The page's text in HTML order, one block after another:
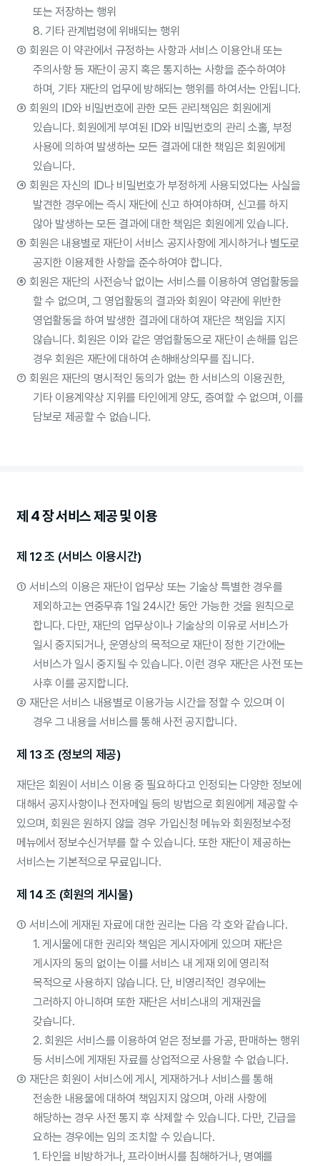
또는 저장하는 행위
8. 기타 관계법령에 위배되는 행위
② 회원은 이 약관에서 규정하는 사항과 서비스 이용안내 또는
주의사항 등 재단이 공지 혹은 통지하는 사항을 준수하여야
하며, 기타 재단의 업무에 방해되는 행위를 하여서는 안됩니다.
③ 회원의 ID와 비밀번호에 관한 모든 관리책임은 회원에게
있습니다. 회원에게 부여된 ID와 비밀번호의 관리 소홀, 부정
사용에 의하여 발생하는 모든 결과에 대한 책임은 회원에게
있습니다.
④ 회원은 자신의 ID나 비밀번호가 부정하게 사용되었다는 사실을
발견한 경우에는 즉시 재단에 신고 하여야하며, 신고를 하지
않아 발생하는 모든 결과에 대한 책임은 회원에게 있습니다.
⑤ 회원은 내용별로 재단이 서비스 공지사항에 게시하거나 별도로
공지한 이용제한 사항을 준수하여야 합니다.
⑥ 회원은 재단의 사전승낙 없이는 서비스를 이용하여 영업활동을
할 수 없으며, 그 영업활동의 결과와 회원이 약관에 위반한
영업활동을 하여 발생한 결과에 대하여 재단은 책임을 지지
않습니다. 회원은 이와 같은 영업활동으로 재단이 손해를 입은
경우 회원은 재단에 대하여 손해배상의무를 집니다.
⑦ 회원은 재단의 명시적인 동의가 없는 한 서비스의 이용권한,
기타 이용계약상 지위를 타인에게 양도, 증여할 수 없으며, 이를
담보로 제공할 수 없습니다.
제 4 장 서비스 제공 및 이용
제 12 조 (서비스 이용시간)
① 서비스의 이용은 재단이 업무상 또는 기술상 특별한 경우를
제외하고는 연중무휴 1일 24시간 동안 가능한 것을 원칙으로
합니다. 다만, 재단의 업무상이나 기술상의 이유로 서비스가
일시 중지되거나, 운영상의 목적으로 재단이 정한 기간에는
서비스가 일시 중지될 수 있습니다. 이런 경우 재단은 사전 또는
사후 이를 공지합니다.
② 재단은 서비스 내용별로 이용가능 시간을 정할 수 있으며 이
경우 그 내용을 서비스를 통해 사전 공지합니다.
제 13 조 (정보의 제공)
재단은 회원이 서비스 이용 중 필요하다고 인정되는 다양한 정보에
대해서 공지사항이나 전자메일 등의 방법으로 회원에게 제공할 수
있으며, 회원은 원하지 않을 경우 가입신청 메뉴와 회원정보수정
메뉴에서 정보수신거부를 할 수 있습니다. 또한 재단이 제공하는
서비스는 기본적으로 무료입니다.
제 14 조 (회원의 게시물)
① 서비스에 게재된 자료에 대한 권리는 다음 각 호와 같습니다.
1. 게시물에 대한 권리와 책임은 게시자에게 있으며 재단은
게시자의 동의 없이는 이를 서비스 내 게재 외에 영리적
목적으로 사용하지 않습니다. 단, 비영리적인 경우에는
그러하지 아니하며 또한 재단은 서비스내의 게재권을
갖습니다.
2. 회원은 서비스를 이용하여 얻은 정보를 가공, 판매하는 행위
등 서비스에 게재된 자료를 상업적으로 사용할 수 없습니다.
② 재단은 회원이 서비스에 게시, 게재하거나 서비스를 통해
전송한 내용물에 대하여 책임지지 않으며, 아래 사항에
해당하는 경우 사전 통지 후 삭제할 수 있습니다. 다만, 긴급을
요하는 경우에는 임의 조치할 수 있습니다.
1. 타인을 비방하거나, 프라이버시를 침해하거나, 명예를